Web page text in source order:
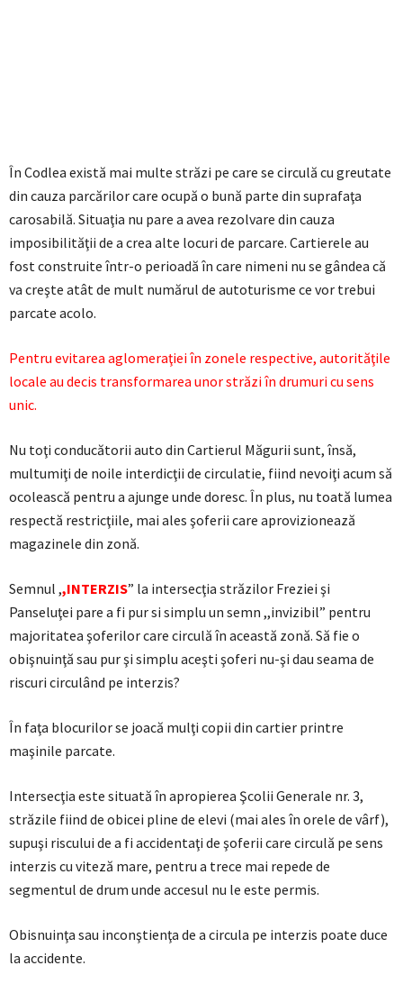
În Codlea există mai multe străzi pe care se circulă cu greutate
din cauza parcărilor care ocupă o bună parte din suprafaţa
carosabilă. Situaţia nu pare a avea rezolvare din cauza
imposibilităţii de a crea alte locuri de parcare. Cartierele au
fost construite într-o perioadă în care nimeni nu se gândea că
va creşte atât de mult numărul de autoturisme ce vor trebui
parcate acolo.
Pentru evitarea aglomeraţiei în zonele respective, autorităţile
locale au decis transformarea unor străzi în drumuri cu sens
unic.
Nu toţi conducătorii auto din Cartierul Măgurii sunt, însă,
multumiţi de noile interdicţii de circulatie, fiind nevoiţi acum să
ocolească pentru a ajunge unde doresc. În plus, nu toată lumea
respectă restricţiile, mai ales şoferii care aprovizionează
magazinele din zonă.
Semnul ,,INTERZIS” la intersecţia străzilor Freziei şi
Panseluţei pare a fi pur si simplu un semn ,,invizibil” pentru
majoritatea şoferilor care circulă în această zonă. Să fie o
obişnuinţă sau pur şi simplu aceşti şoferi nu-şi dau seama de
riscuri circulând pe interzis?
În faţa blocurilor se joacă mulţi copii din cartier printre
maşinile parcate.
Intersecţia este situată în apropierea Şcolii Generale nr. 3,
străzile fiind de obicei pline de elevi (mai ales în orele de vârf),
supuşi riscului de a fi accidentaţi de şoferii care circulă pe sens
interzis cu viteză mare, pentru a trece mai repede de
segmentul de drum unde accesul nu le este permis.
Obisnuinţa sau inconştienţa de a circula pe interzis poate duce
la accidente.